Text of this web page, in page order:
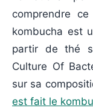
comprendre
kombucha est
partir de thé
Culture Of
sur sa
est fait le